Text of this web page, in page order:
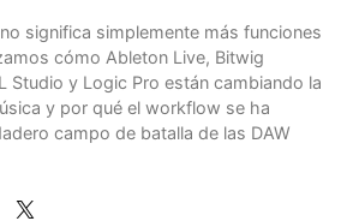
significa simplemente más funciones
cómo Ableton Live, Bitwig
Studio y Logic Pro están cambiando la
y por qué el workflow se ha
campo de batalla de las DAW